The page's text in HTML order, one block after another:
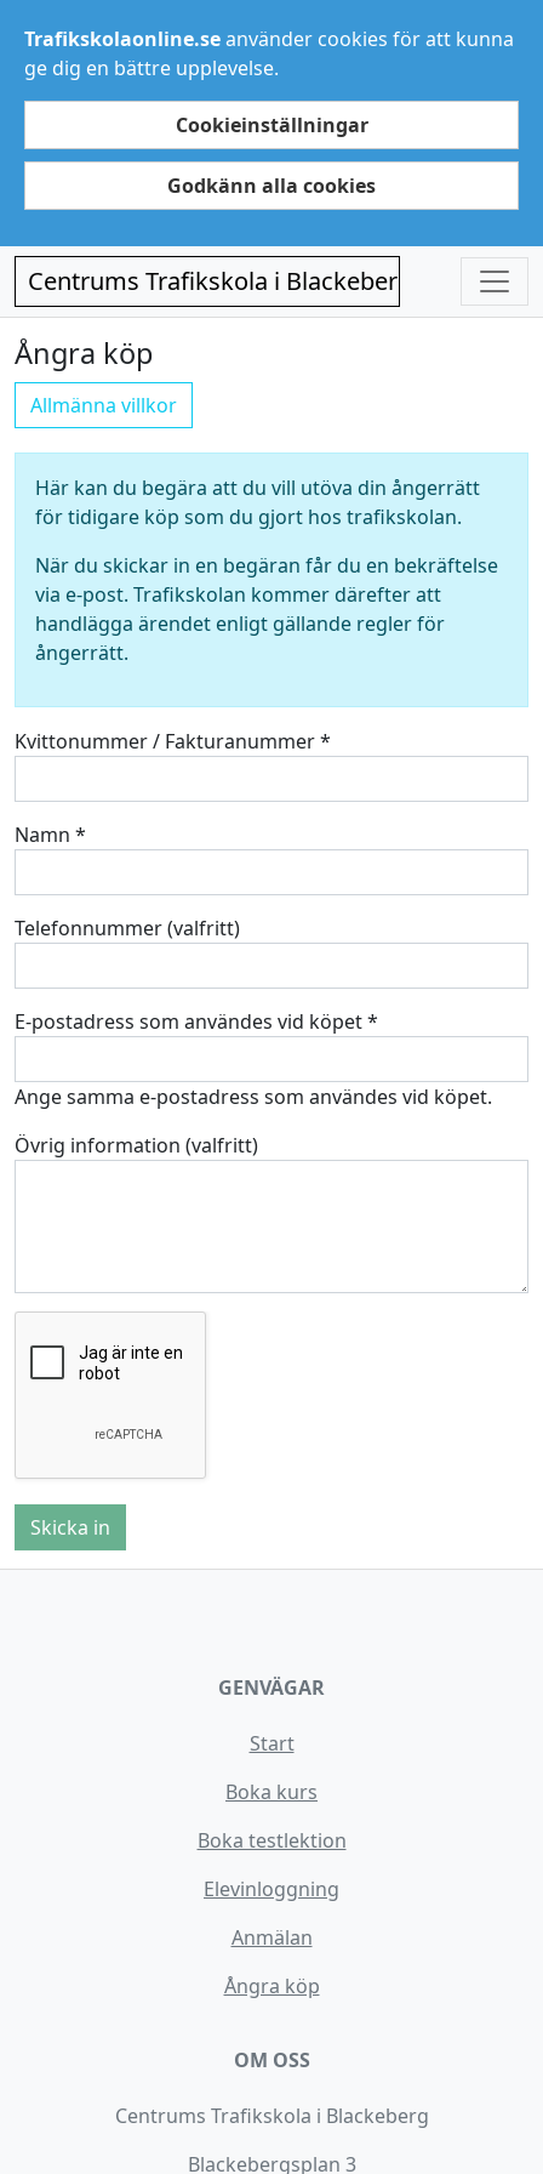
Trafikskolaonline.seanvänder cookies för att kunna
ge dig en bättre upplevelse.
Cookieinställningar
Godkänn alla cookies
Centrums Trafikskola i Blackeberg
Ångra köp
Allmänna villkor
Här kan du begära att du vill utöva din ångerrätt
för tidigare köp som du gjort hos trafikskolan.
När du skickar in en begäran får du en bekräftelse
via e-post. Trafikskolan kommer därefter att
handlägga ärendet enligt gällande regler för
ångerrätt.
Kvittonummer / Fakturanummer *
Namn *
Telefonnummer (valfritt)
E-postadress som användes vid köpet *
Ange samma e-postadress som användes vid köpet.
Övrig information (valfritt)
GENVÄGAR
Start
Boka kurs
Boka testlektion
Elevinloggning
Anmälan
Ångra köp
OM OSS
Centrums Trafikskola i Blackeberg
Blackebergsplan 3